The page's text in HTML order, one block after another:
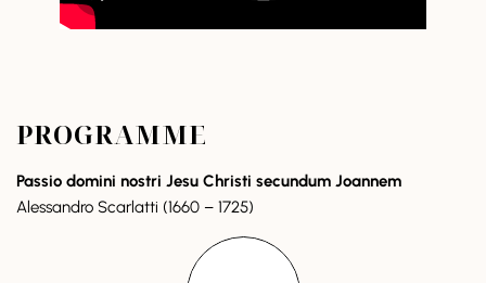
PROGRAMME
Passio domini nostri Jesu Christi secundum Joannem
Alessandro Scarlatti (1660 – 1725)